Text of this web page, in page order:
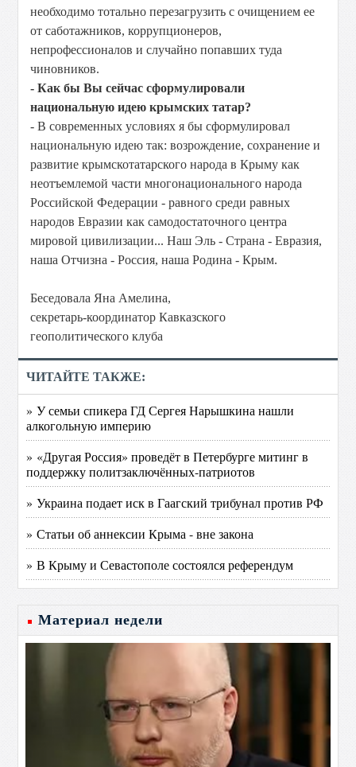
необходимо тотально перезагрузить с очищением ее
от саботажников, коррупционеров,
непрофессионалов и случайно попавших туда
чиновников.
- Как бы Вы сейчас сформулировали
национальную идею крымских татар?
- В современных условиях я бы сформулировал
национальную идею так: возрождение, сохранение и
развитие крымскотатарского народа в Крыму как
неотъемлемой части многонационального народа
Российской Федерации - равного среди равных
народов Евразии как самодостаточного центра
мировой цивилизации... Наш Эль - Страна - Евразия,
наша Отчизна - Россия, наша Родина - Крым.
Беседовала Яна Амелина,
секретарь-координатор Кавказского
геополитического клуба
ЧИТАЙТЕ ТАКЖЕ:
» У семьи спикера ГД Сергея Нарышкина нашли
алкогольную империю
» «Другая Россия» проведёт в Петербурге митинг в
поддержку политзаключённых-патриотов
» Украина подает иск в Гаагский трибунал против РФ
» Статьи об аннексии Крыма - вне закона
» В Крыму и Севастополе состоялся референдум
Материал недели